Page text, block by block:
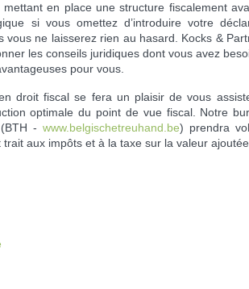
mettant en place une structure fiscalement
si vous omettez d’introduire votre
vous ne laisserez rien au hasard. Kocks &
les conseils juridiques dont vous avez
pour vous.
droit fiscal se fera un plaisir de vous
optimale du point de vue fiscal. Notre
- www.belgischetreuhand.be) prendra
aux impôts et à la taxe sur la valeur ajoutée.